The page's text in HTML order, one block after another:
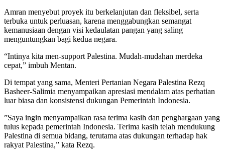
Amran menyebut proyek itu berkelanjutan dan fleksibel, serta
terbuka untuk perluasan, karena menggabungkan semangat
kemanusiaan dengan visi kedaulatan pangan yang saling
menguntungkan bagi kedua negara.
“Intinya kita men-support Palestina. Mudah-mudahan merdeka
cepat,” imbuh Mentan.
Di tempat yang sama, Menteri Pertanian Negara Palestina Rezq
Basheer-Salimia menyampaikan apresiasi mendalam atas perhatian
luar biasa dan konsistensi dukungan Pemerintah Indonesia.
”Saya ingin menyampaikan rasa terima kasih dan penghargaan yang
tulus kepada pemerintah Indonesia. Terima kasih telah mendukung
Palestina di semua bidang, terutama atas dukungan terhadap hak
rakyat Palestina,” kata Rezq.